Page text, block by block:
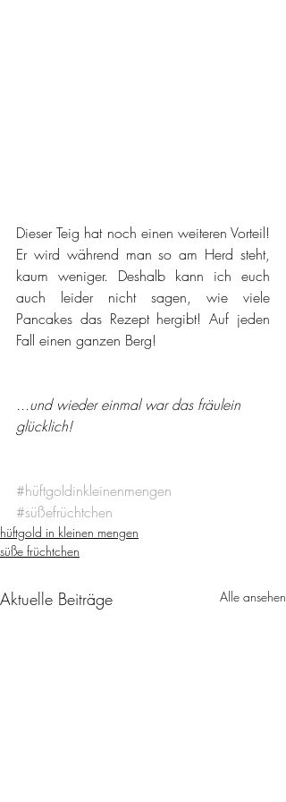
Dieser Teig hat noch einen weiteren Vorteil!
Er wird während man so am Herd steht,
kaum weniger. Deshalb kann ich euch
auch leider nicht sagen, wie viele
Pancakes das Rezept hergibt! Auf jeden
Fall einen ganzen Berg!
...und wieder einmal war das fräulein
glücklich!
#hüftgoldinkleinenmengen
#süßefrüchtchen
hüftgold in kleinen mengen
süße früchtchen
Aktuelle Beiträge Alle ansehen